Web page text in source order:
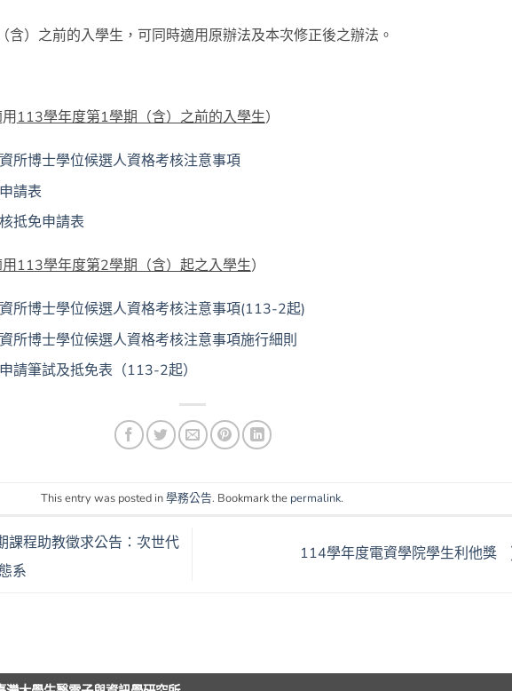
含）之前的入學生，可同時適用原辦法及本次修正後之辦法。
113學年度第1學期（含）之前的入學生）
所博士學位候選人資格考核注意事項
請表
抵免申請表
113學年度第2學期（含）起之入學生）
所博士學位候選人資格考核注意事項(113-2起)
所博士學位候選人資格考核注意事項施行細則
請筆試及抵免表（113-2起）
This entry was posted in學務公告. Bookmark the permalink.
課程助教徵求公告：次世代
系
114學年度電資學院學生利他獎